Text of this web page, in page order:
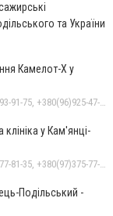
та України
Камелот-Х у
+380(97)374-26-25, +380(93)293-91-75, +380(96)925-47-71, +380(73)327-54-83
клініка у Кам'янці-
+380(98)587-43-61, +380(98)077-81-35, +380(97)375-77-72, +380(97)982-31-07
Подільський -